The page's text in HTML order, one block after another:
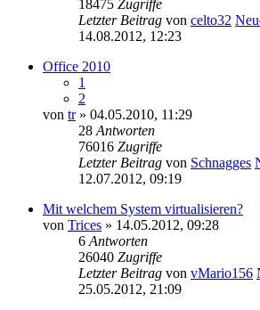
18475 Zugriffe
Letzter Beitrag von celto32
14.08.2012, 12:23
Office 2010
1
2
von tr» 04.05.2010, 11:29
28 Antworten
76016 Zugriffe
Letzter Beitrag von Schnagges
12.07.2012, 09:19
Mit welchem System virtualisieren?
von Trices » 14.05.2012, 09:28
6 Antworten
26040 Zugriffe
Letzter Beitrag von vMario156
25.05.2012, 21:09